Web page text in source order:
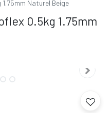
Naturel Beige
0.5kg 1.75mm